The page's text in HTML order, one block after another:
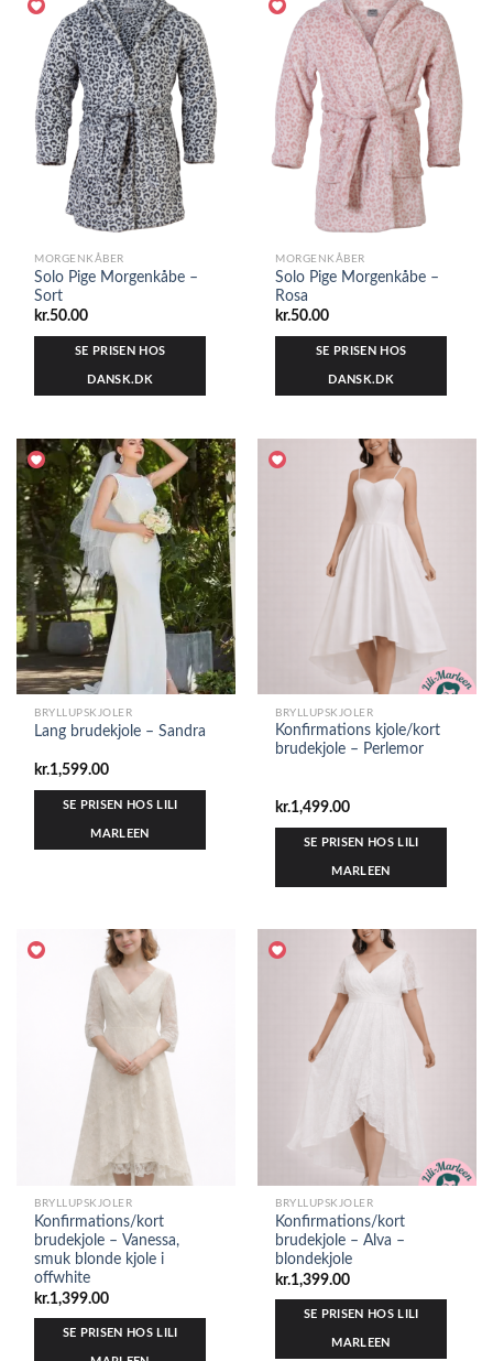
MORGENKÅBER
Solo Pige Morgenkåbe –
Sort
kr.50.00
SE PRISEN HOS
DANSK.DK
MORGENKÅBER
Solo Pige Morgenkåbe –
Rosa
kr.50.00
SE PRISEN HOS
DANSK.DK
BRYLLUPSKJOLER
Lang brudekjole – Sandra
kr.1,599.00
SE PRISEN HOS LILI
MARLEEN
BRYLLUPSKJOLER
Konfirmations kjole/kort
brudekjole – Perlemor
kr.1,499.00
SE PRISEN HOS LILI
MARLEEN
BRYLLUPSKJOLER
Konfirmations/kort
brudekjole – Vanessa,
smuk blonde kjole i
offwhite
kr.1,399.00
SE PRISEN HOS LILI
BRYLLUPSKJOLER
Konfirmations/kort
brudekjole – Alva –
blondekjole
kr.1,399.00
SE PRISEN HOS LILI
MARLEEN